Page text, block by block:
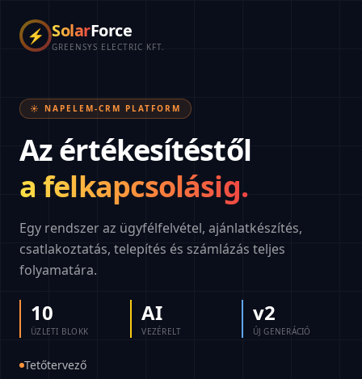
⚡ SolarForce
GREENSYS ELECTRIC KFT.
☀️ NAPELEM-CRM PLATFORM
Az értékesítéstől
a felkapcsolásig.
Egy rendszer az ügyfélfelvétel, ajánlatkészítés,
csatlakoztatás, telepítés és számlázás teljes
folyamatára.
10
ÜZLETI BLOKK
AI
VEZÉRELT
v2
ÚJ GENERÁCIÓ
Tetőtervező